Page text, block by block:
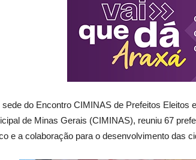
do Encontro CIMINAS de Prefeitos Eleitos
de Minas Gerais (CIMINAS), reuniu 67
e a colaboração para o desenvolvimento das